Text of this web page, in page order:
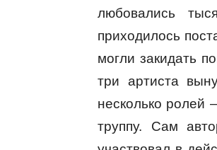
любовались
приходилось
могли закидать
три артиста
несколько ролей
труппу. Сам